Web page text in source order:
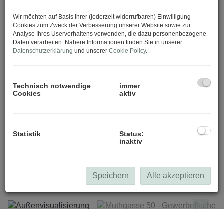
Außenvisualisierung
Wir möchten auf Basis Ihrer (jederzeit widerrufbaren) Einwilligung
Cookies zum Zweck der Verbesserung unserer Website sowie zur
Analyse Ihres Userverhaltens verwenden, die dazu personenbezogene
Daten verarbeiten. Nähere Informationen finden Sie in unserer
Datenschutzerklärung und unserer Cookie Policy.
Technisch notwendige
Cookies
immer
aktiv
Statistik
Status:
inaktiv
Speichern Alle akzeptieren